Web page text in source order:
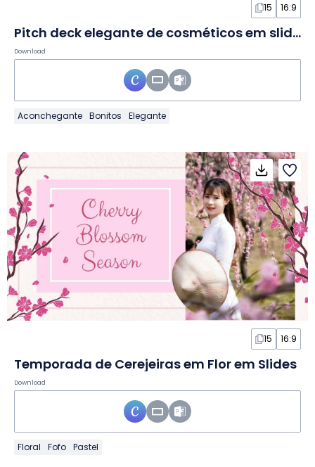
15 16:9
Pitch deck elegante de cosméticos em slides
Download
Aconchegante Bonitos Elegante
15 16:9
Temporada de Cerejeiras em Flor em Slides
Download
Floral Fofo Pastel